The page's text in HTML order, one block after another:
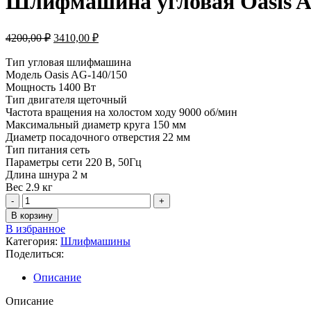
5840,00 ₽.
4200,00₽ Первоначальная
составляла
4200,00 ₽.
3410,00 ₽Текущая
3410,00 ₽.
Тип угловая шлифмашина
Модель Oasis AG-140/150
Мощность 1400 Вт
Тип двигателя щеточный
Частота вращения на холостом ходу 9000 об/мин
Максимальный диаметр круга 150 мм
Диаметр посадочного отверстия 22 мм
Тип питания сеть
Параметры сети 220 В, 50Гц
Длина шнура 2 м
Вес 2.9 кг
Количество
товара
Шлифмашина
угловая
Oasis
AG-
140/150
В корзину
В избранное
Категория: Шлифмашины
Поделиться:
Описание
Описание